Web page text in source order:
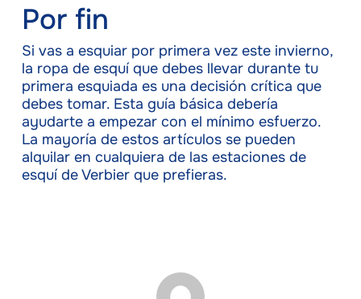
Por fin
Si vas a esquiar por primera vez este invierno,
la ropa de esquí que debes llevar durante tu
primera esquiada es una decisión crítica que
debes tomar. Esta guía básica debería
ayudarte a empezar con el mínimo esfuerzo.
La mayoría de estos artículos se pueden
alquilar en cualquiera de las estaciones de
esquí de Verbier que prefieras.